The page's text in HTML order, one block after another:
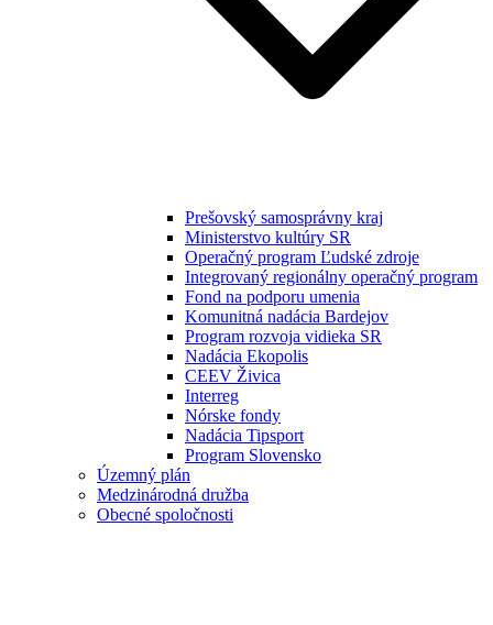
Prešovský samosprávny kraj
Ministerstvo kultúry SR
Operačný program Ľudské zdroje
Integrovaný regionálny operačný program
Fond na podporu umenia
Komunitná nadácia Bardejov
Program rozvoja vidieka SR
Nadácia Ekopolis
CEEV Živica
Interreg
Nórske fondy
Nadácia Tipsport
Program Slovensko
Územný plán
Medzinárodná družba
Obecné spoločnosti